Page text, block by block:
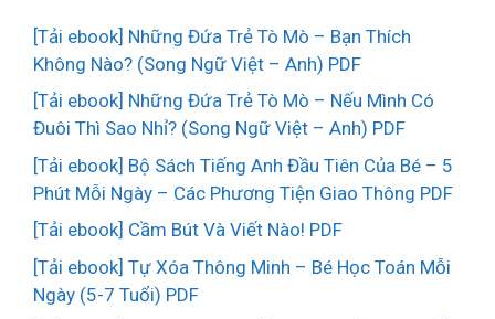
[Tải ebook] Những Đứa Trẻ Tò Mò – Bạn Thích
Không Nào? (Song Ngữ Việt – Anh) PDF
[Tải ebook] Những Đứa Trẻ Tò Mò – Nếu Mình Có
Đuôi Thì Sao Nhỉ? (Song Ngữ Việt – Anh) PDF
[Tải ebook] Bộ Sách Tiếng Anh Đầu Tiên Của Bé – 5
Phút Mỗi Ngày – Các Phương Tiện Giao Thông PDF
[Tải ebook] Cầm Bút Và Viết Nào! PDF
[Tải ebook] Tự Xóa Thông Minh – Bé Học Toán Mỗi
Ngày (5-7 Tuổi) PDF